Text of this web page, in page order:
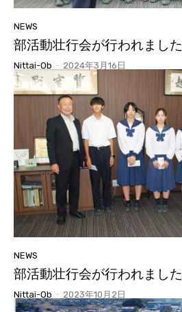
NEWS
部活動壮行会が行われました
Nittai-Ob - 2024年3月16日
NEWS
部活動壮行会が行われました
Nittai-Ob - 2023年10月2日